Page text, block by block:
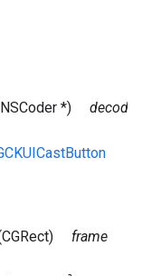
*) decoder
frame